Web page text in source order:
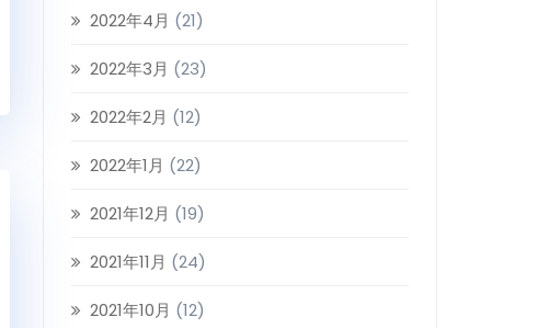
2022年4月 (21)
2022年3月 (23)
2022年2月 (12)
2022年1月 (22)
2021年12月 (19)
2021年11月 (24)
2021年10月 (12)